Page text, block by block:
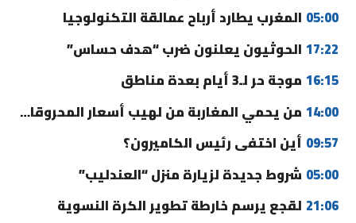
05:00 المغرب يطارد أرباح عمالقة التكنولوجيا
17:22 الحوثيون يعلنون ضرب “هدف حساس”
16:15 موجة حر لـ3 أيام بعدة مناطق
14:00 من يحمي المغاربة من لهيب أسعار المحروقات؟
09:57 أين اختفى رئيس الكاميرون؟
05:00 شروط جديدة لزيارة منزل “العندليب”
21:06 لقجع يرسم خارطة تطوير الكرة النسوية